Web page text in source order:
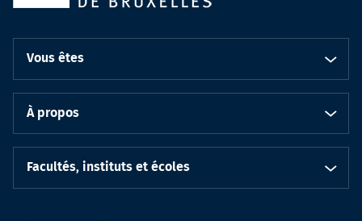
Vous êtes
À propos
Facultés, instituts et écoles